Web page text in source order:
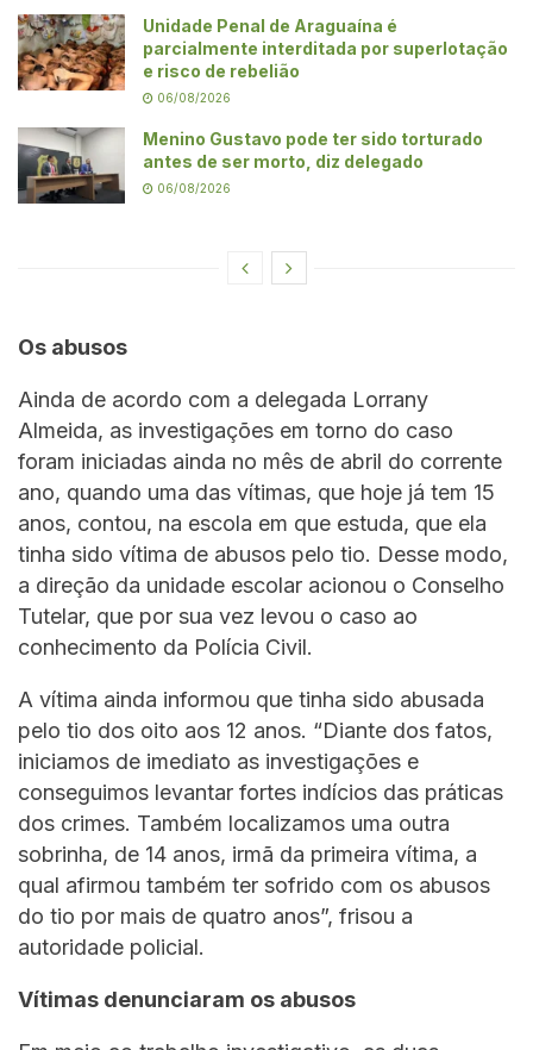
Unidade Penal de Araguaína é
parcialmente interditada por superlotação
e risco de rebelião
06/08/2026
Menino Gustavo pode ter sido torturado
antes de ser morto, diz delegado
06/08/2026
Os abusos
Ainda de acordo com a delegada Lorrany
Almeida, as investigações em torno do caso
foram iniciadas ainda no mês de abril do corrente
ano, quando uma das vítimas, que hoje já tem 15
anos, contou, na escola em que estuda, que ela
tinha sido vítima de abusos pelo tio. Desse modo,
a direção da unidade escolar acionou o Conselho
Tutelar, que por sua vez levou o caso ao
conhecimento da Polícia Civil.
A vítima ainda informou que tinha sido abusada
pelo tio dos oito aos 12 anos. “Diante dos fatos,
iniciamos de imediato as investigações e
conseguimos levantar fortes indícios das práticas
dos crimes. Também localizamos uma outra
sobrinha, de 14 anos, irmã da primeira vítima, a
qual afirmou também ter sofrido com os abusos
do tio por mais de quatro anos”, frisou a
autoridade policial.
Vítimas denunciaram os abusos